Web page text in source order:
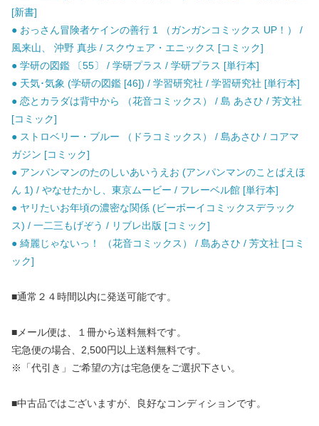
[新書]
● おっさん冒険者ケインの善行 1 （ガンガンコミックス UP！） /
風来山、 沖野 真歩 / スクウェア・エニックス [コミック]
● 学研の図鑑 〔55〕 / 学研プラス / 学研プラス [単行本]
● 天気･気象 (学研の図鑑 [46]) / 学習研究社 / 学習研究社 [単行本]
● 恋とカラダは背中から （花音コミックス） / 島 あさひ / 芳文社
[コミック]
● ストロベリー・ブルー （ドラコミックス） / 島あさひ / コアマ
ガジン [コミック]
● アンパンマンのたのしいあいうえお (アンパンマンのことばえほ
ん 1) / やなせたかし、東京ムービー / フレーベル館 [単行本]
● ヤリたいお年頃の濃密な関係 (ビーボーイコミックスデラック
ス) / 一二三もげぞう / リブレ出版 [コミック]
● 綺麗じゃないっ！ （花音コミックス） / 島あさひ / 芳文社 [コミ
ック]
■通常２４時間以内に発送可能です。
■メール便は、１冊から送料無料です。
宅急便の場合、2,500円以上送料無料です。
※「代引き」ご希望の方は宅急便をご選択下さい。
■中古品ではございますが、良好なコンディションです。